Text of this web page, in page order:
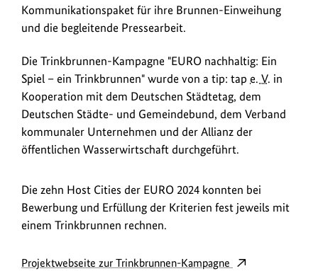
Kommunikationspaket für ihre Brunnen-Einweihung
und die begleitende Pressearbeit.
Die Trinkbrunnen-Kampagne "EURO nachhaltig: Ein
Spiel – ein Trinkbrunnen" wurde von a tip: tap e. V. in
Kooperation mit dem Deutschen Städtetag, dem
Deutschen Städte- und Gemeindebund, dem Verband
kommunaler Unternehmen und der Allianz der
öffentlichen Wasserwirtschaft durchgeführt.
Die zehn Host Cities der EURO 2024 konnten bei
Bewerbung und Erfüllung der Kriterien fest jeweils mit
einem Trinkbrunnen rechnen.
Projektwebseite zur Trinkbrunnen-Kampagne